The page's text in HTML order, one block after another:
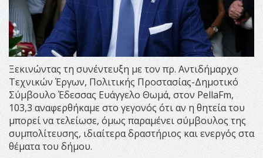
Ξεκινώντας τη συνέντευξη με τον πρ. Αντιδήμαρχο
Τεχνικών Έργων, Πολιτικής Προστασίας-Δημοτικό
Σύμβουλο Έδεσσας Ευάγγελο Θωμά, στον PellaFm,
103,3 αναφερθήκαμε στο γεγονός ότι αν η θητεία του
μπορεί να τελείωσε, όμως παραμένει σύμβουλος της
συμπολίτευσης, ιδιαίτερα δραστήριος και ενεργός στα
θέματα του δήμου.